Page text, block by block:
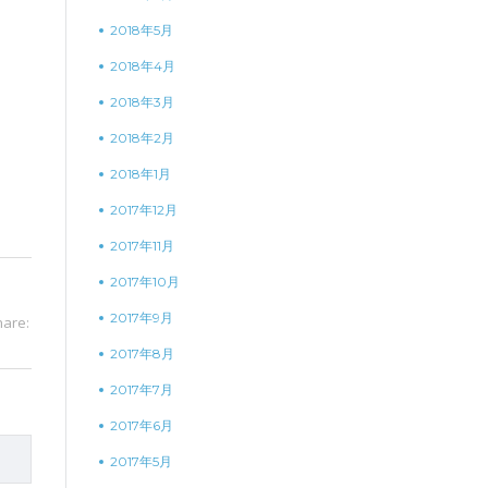
2018年5月
2018年4月
2018年3月
2018年2月
2018年1月
2017年12月
2017年11月
2017年10月
2017年9月
2017年8月
2017年7月
2017年6月
2017年5月